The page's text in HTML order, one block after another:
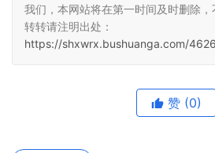
我们，本网站将在第一时间及时删除，
转转请注明出处：
https://shxwrx.bushuanga.com/
赞 (0)